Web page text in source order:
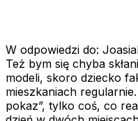
W odpowiedzi do:
Też bym się chyba
modeli, skoro dziecko
mieszkaniach
pokaz”, tylko coś, co